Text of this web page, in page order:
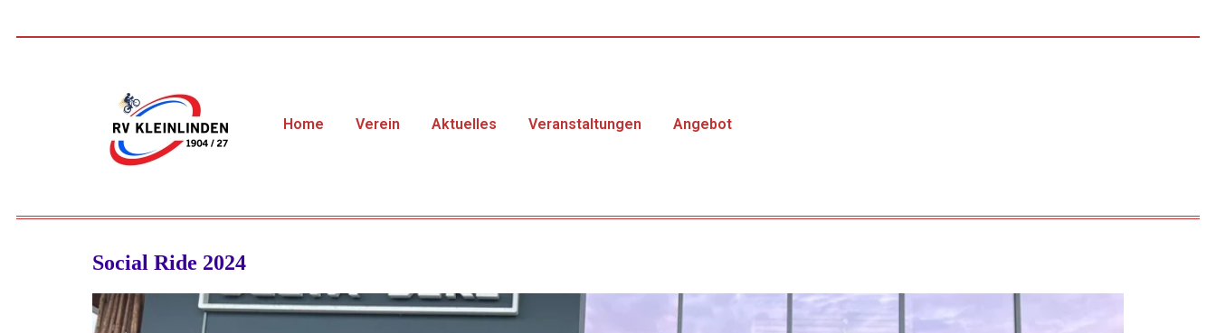
Home Verein Aktuelles Veranstaltungen Angebot
Social Ride 2024